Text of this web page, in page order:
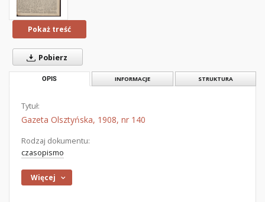
Pokaż treść
Pobierz
OPIS INFORMACJE STRUKTURA
Tytuł:
Gazeta Olsztyńska, 1908, nr 140
Rodzaj dokumentu:
czasopismo
Więcej